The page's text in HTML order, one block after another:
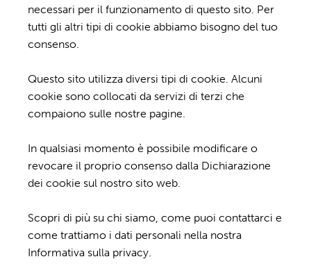
necessari per il funzionamento di questo sito. Per
tutti gli altri tipi di cookie abbiamo bisogno del tuo
consenso.
Questo sito utilizza diversi tipi di cookie. Alcuni
cookie sono collocati da servizi di terzi che
compaiono sulle nostre pagine.
In qualsiasi momento è possibile modificare o
revocare il proprio consenso dalla Dichiarazione
dei cookie sul nostro sito web.
Scopri di più su chi siamo, come puoi contattarci e
come trattiamo i dati personali nella nostra
Informativa sulla privacy.